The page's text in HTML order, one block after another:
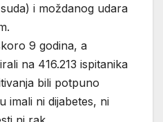
i moždanog udara
9 godina, a
na 416.213 ispitanika
bili potpuno
imali ni dijabetes, ni